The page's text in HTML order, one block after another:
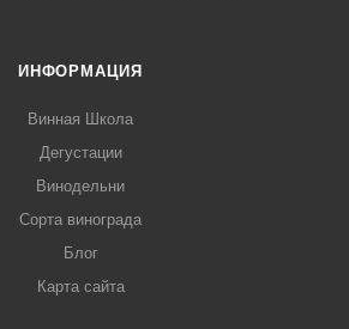
ИНФОРМАЦИЯ
Винная Школа
Дегустации
Винодельни
Сорта винограда
Блог
Карта сайта